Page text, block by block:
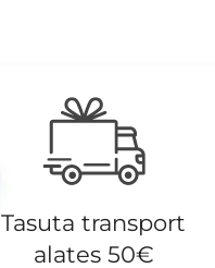
Tasuta transport
alates 50€